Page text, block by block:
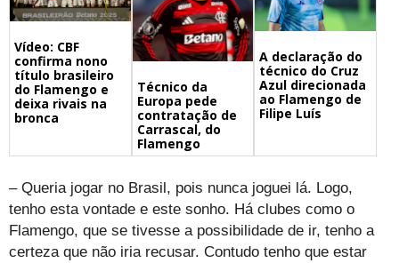
Vídeo: CBF
confirma nono
título brasileiro
do Flamengo e
deixa rivais na
bronca
Técnico da
Europa pede
contratação de
Carrascal, do
Flamengo
A declaração do
técnico do Cruz
Azul direcionada
ao Flamengo de
Filipe Luís
– Queria jogar no Brasil, pois nunca joguei lá. Logo,
tenho esta vontade e este sonho. Há clubes como o
Flamengo, que se tivesse a possibilidade de ir, tenho a
certeza que não iria recusar. Contudo tenho que estar